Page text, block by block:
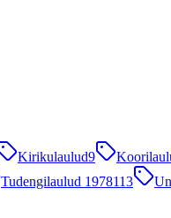
Kirikulaulud9
Tudengilaulud 1978113